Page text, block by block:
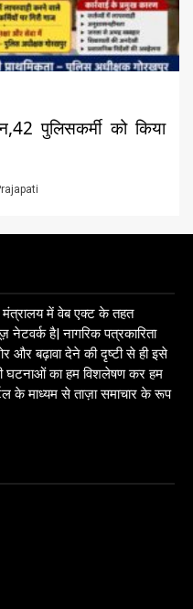
पुलिसकर्मी को किया
मंत्रालय में वेब एक्ट के तहत
नेटवर्क है| नागरिक पत्रकारिता
और बढ़ावा देने की दृष्टी से ही इसे
घटनाओं का हम विशलेषण कर हम
के माध्यम से ताज़ा समाचार के रूप